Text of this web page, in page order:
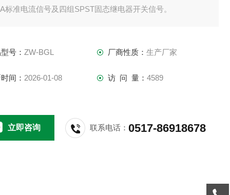
标准电流信号及四组SPST固态继电器开关信号。
号：ZW-BGL 厂商性质： 生产厂家
间： 2026-01-08 访 问 量： 4589
立即咨询 联系电话：0517-86918678